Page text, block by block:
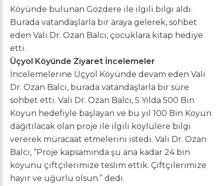
Köyünde bulunan Gözdere ile ilgili bilgi aldı.
Burada vatandaşlarla bir araya gelerek, sohbet
eden Vali Dr. Ozan Balcı, çocuklara kitap hediye
etti.
Üçyol Köyünde Ziyaret İncelemeler
İncelemelerine Üçyol Köyünde devam eden Vali
Dr. Ozan Balcı, burada vatandaşlarla bir süre
sohbet etti. Vali Dr. Ozan Balcı, 5 Yılda 500 Bin
Koyun hedefiyle başlayan ve bu yıl 100 Bin Koyun
dağıtılacak olan proje ile ilgili köylülere bilgi
vererek müracaat etmelerini istedi. Vali Dr. Ozan
Balcı, “Proje kapsamında şu ana kadar 24 bin
koyunu çiftçilerimize teslim ettik. Çiftçilerimize
hayır ve uğurlu olsun.” dedi.